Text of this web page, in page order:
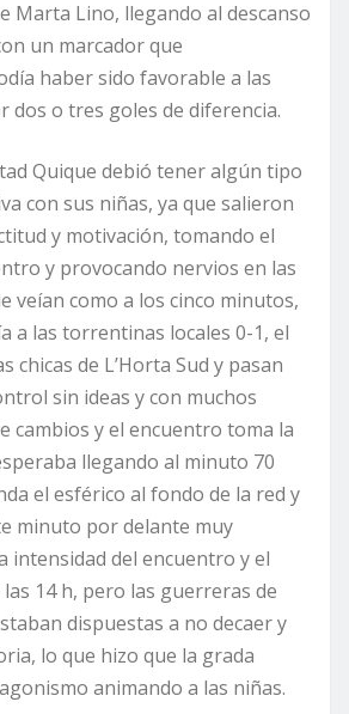
Marta Lino, llegando al descanso
un marcador que
haber sido favorable a las
dos o tres goles de diferencia.
Quique debió tener algún tipo
con sus niñas, ya que salieron
y motivación, tomando el
y provocando nervios en las
veían como a los cinco minutos,
a las torrentinas locales 0-1, el
chicas de L’Horta Sud y pasan
sin ideas y con muchos
cambios y el encuentro toma la
llegando al minuto 70
el esférico al fondo de la red y
minuto por delante muy
intensidad del encuentro y el
14 h, pero las guerreras de
dispuestas a no decaer y
lo que hizo que la grada
animando a las niñas.